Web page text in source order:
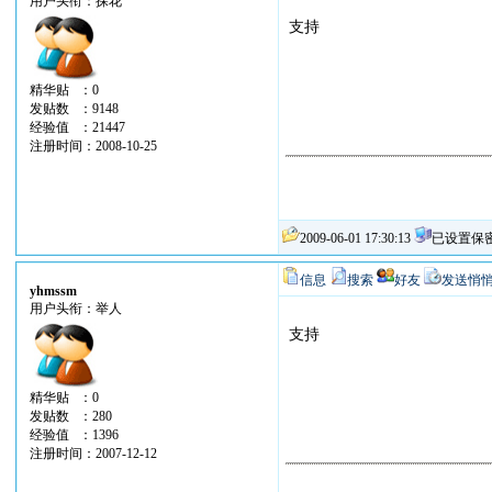
精华贴 ：0
发贴数 ：9148
经验值 ：21447
注册时间：2008-10-25
支持
2009-06-01 17:30:13 已设置保
yhmssm
用户头衔：举人
精华贴 ：0
发贴数 ：280
经验值 ：1396
注册时间：2007-12-12
信息 搜索 好友 发送悄
支持